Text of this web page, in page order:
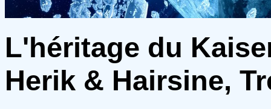
L'héritage du
Herik & Hairsine,